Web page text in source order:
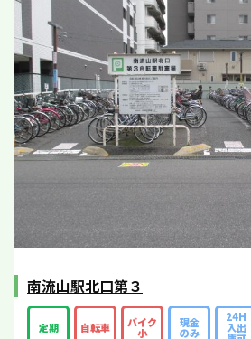
南流山駅北口第３
定期 自転車 バイク
小
現金
のみ
24H
入出